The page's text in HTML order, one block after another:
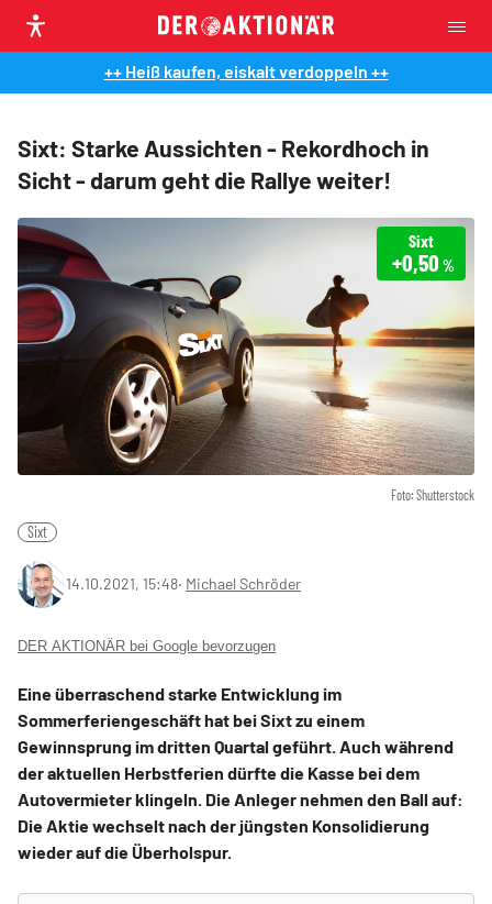
++ Heiß kaufen, eiskalt verdoppeln ++
Sixt: Starke Aussichten - Rekordhoch in
Sicht - darum geht die Rallye weiter!
Foto: Shutterstock
Sixt
+0,50 %
Sixt
14.10.2021, 15:48‧ Michael Schröder
DER AKTIONÄR bei Google bevorzugen
Eine überraschend starke Entwicklung im
Sommerferiengeschäft hat bei Sixt zu einem
Gewinnsprung im dritten Quartal geführt. Auch während
der aktuellen Herbstferien dürfte die Kasse bei dem
Autovermieter klingeln. Die Anleger nehmen den Ball auf:
Die Aktie wechselt nach der jüngsten Konsolidierung
wieder auf die Überholspur.